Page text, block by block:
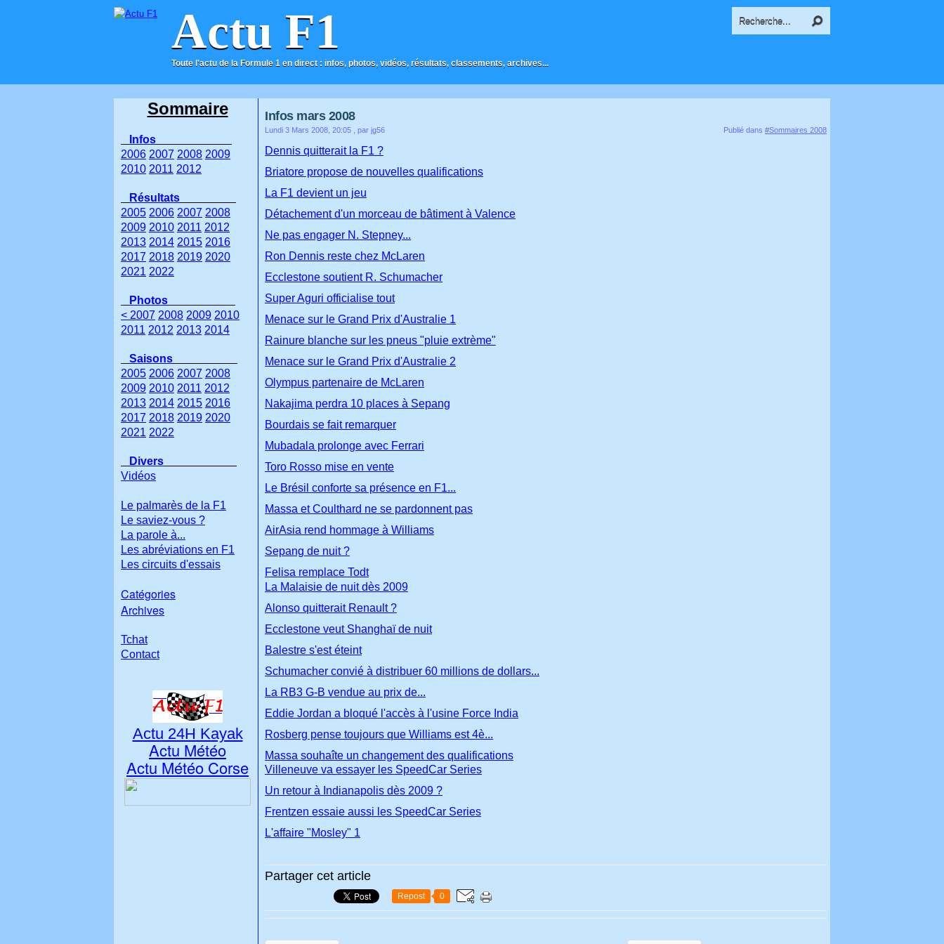
Actu F1
Toute l'actu de la Formule 1 en direct : infos, photos, vidéos, résultats, classements, archives...
ACCUEIL CONTACT
Infos mars 2008
Lundi 3 Mars 2008, 20:05 , par jg56 Publié dans #Sommaires 2008
Dennis quitterait la F1 ?
Briatore propose de nouvelles qualifications
La F1 devient un jeu
Détachement d'un morceau de bâtiment à Valence
Ne pas engager N. Stepney...
Ron Dennis reste chez McLaren
Ecclestone soutient R. Schumacher
Super Aguri officialise tout
Menace sur le Grand Prix d'Australie 1
Rainure blanche sur les pneus "pluie extrème"
Menace sur le Grand Prix d'Australie 2
Olympus partenaire de McLaren
Nakajima perdra 10 places à Sepang
Bourdais se fait remarquer
Mubadala prolonge avec Ferrari
Toro Rosso mise en vente
Le Brésil conforte sa présence en F1...
Massa et Coulthard ne se pardonnent pas
AirAsia rend hommage à Williams
Sepang de nuit ?
Felisa remplace Todt
La Malaisie de nuit dès 2009
Alonso quitterait Renault ?
Ecclestone veut Shanghaï de nuit
Balestre s'est éteint
Schumacher convié à distribuer 60 millions de dollars...
La RB3 G-B vendue au prix de...
Eddie Jordan a bloqué l'accès à l'usine Force India
Rosberg pense toujours que Williams est 4è...
Massa souhaîte un changement des qualifications
Villeneuve va essayer les SpeedCar Series
Un retour à Indianapolis dès 2009 ?
Frentzen essaie aussi les SpeedCar Series
L'affaire "Mosley" 1
Partager cet article
Repost 0
Sommaire
Infos
2006 2007 2008 2009
2010 2011 2012
Résultats
2005 2006 2007 2008
2009 2010 2011 2012
2013 2014 2015 2016
2017 2018 2019 2020
2021 2022
Photos
< 2007 2008 2009 2010
2011 2012 2013 2014
Saisons
2005 2006 2007 2008
2009 2010 2011 2012
2013 2014 2015 2016
2017 2018 2019 2020
2021 2022
Divers
Vidéos
Le palmarès de la F1
Le saviez-vous ?
La parole à...
Les abréviations en F1
Les circuits d'essais
Catégories
Archives
Tchat
Contact
Actu 24H Kayak
Actu Météo
Actu Météo Corse